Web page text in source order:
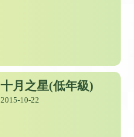
十月之星(低年級)
2015-10-22